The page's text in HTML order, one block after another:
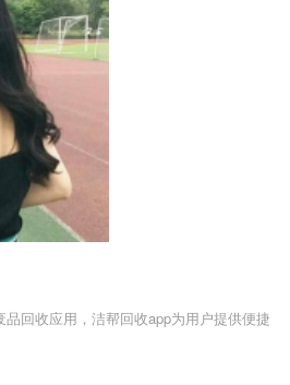
回收应用，洁帮回收app为用户提供便捷
让用户可以将废品换钱，为用户生活带来